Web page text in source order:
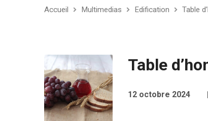
Accueil Multimedias Edification Table
Table
12 octobre 2024